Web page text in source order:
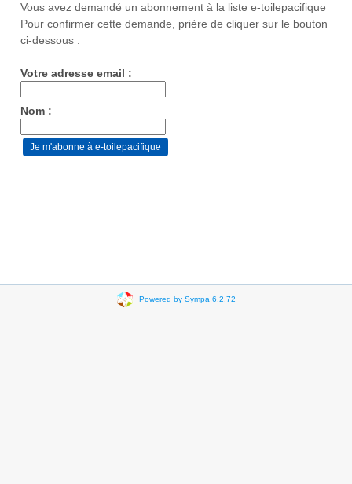
Vous avez demandé un abonnement à la liste e-toilepacifique
Pour confirmer cette demande, prière de cliquer sur le bouton
ci-dessous :
Votre adresse email :
Nom :
Powered by Sympa 6.2.72